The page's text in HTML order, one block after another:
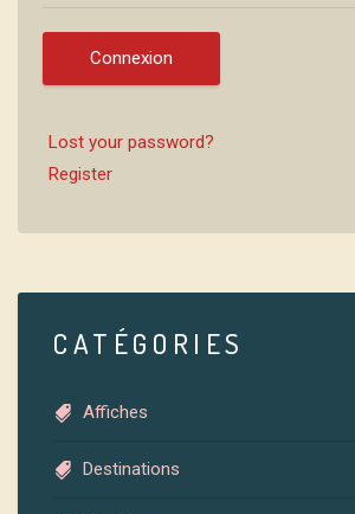
Connexion
Lost your password?
Register
CATÉGORIES
Affiches
Destinations